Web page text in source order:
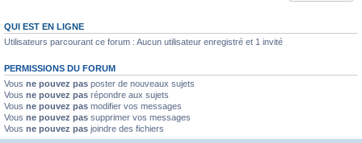
QUI EST EN LIGNE
Utilisateurs parcourant ce forum : Aucun utilisateur enregistré et 1 invité
PERMISSIONS DU FORUM
Vous ne pouvez pas poster de nouveaux sujets
Vous ne pouvez pas répondre aux sujets
Vous ne pouvez pas modifier vos messages
Vous ne pouvez pas supprimer vos messages
Vous ne pouvez pas joindre des fichiers